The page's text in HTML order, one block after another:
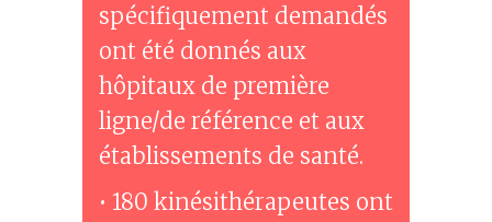
spécifiquement demandés
ont été donnés aux
hôpitaux de première
ligne/de référence et aux
établissements de santé.
• 180 kinésithérapeutes ont